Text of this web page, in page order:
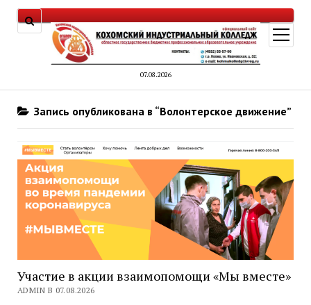
07.08.2026
меню
Запись опубликована в “Волонтерское движение”
Участие в акции взаимопомощи «Мы вместе»
ADMIN В 07.08.2026